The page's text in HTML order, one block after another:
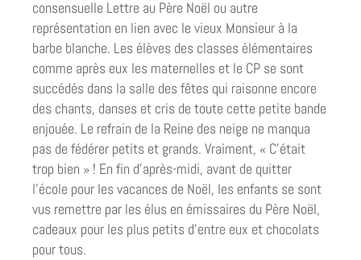
consensuelle Lettre au Père Noël ou autre
représentation en lien avec le vieux Monsieur à la
barbe blanche. Les élèves des classes élémentaires
comme après eux les maternelles et le CP se sont
succédés dans la salle des fêtes qui raisonne encore
des chants, danses et cris de toute cette petite bande
enjouée. Le refrain de la Reine des neige ne manqua
pas de fédérer petits et grands. Vraiment, « C’était
trop bien » ! En fin d’après-midi, avant de quitter
l’école pour les vacances de Noël, les enfants se sont
vus remettre par les élus en émissaires du Père Noël,
cadeaux pour les plus petits d’entre eux et chocolats
pour tous.